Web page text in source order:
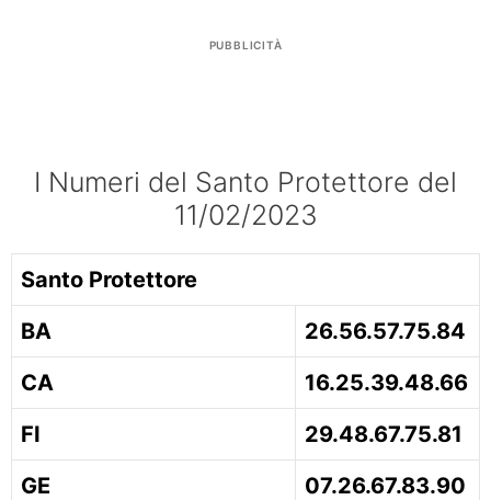
PUBBLICITÀ
I Numeri del Santo Protettore del
11/02/2023
Santo Protettore
BA
26.56.57.75.84
CA
16.25.39.48.66
FI
29.48.67.75.81
GE
07.26.67.83.90